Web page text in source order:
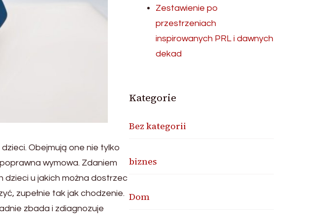
Obejmują one nie tylko
wymowa. Zdaniem
dzieci u jakich można dostrzec
zupełnie tak jak chodzenie.
zbada i zdiagnozuje
Zestawienie po
przestrzeniach
inspirowanych PRL i dawnych
dekad
Kategorie
Bez kategorii
biznes
Dom